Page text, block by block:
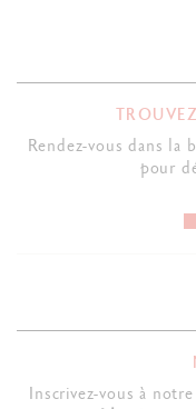
Des assortiments
aux multiples
cèdre de premier choix
instrument idéal pour les
crayon Pablo™** est, lui
artistes graphistes et
précision.
Rendez-vous dans la
pour
Inscrivez-vous à